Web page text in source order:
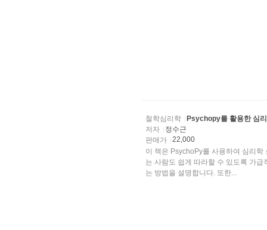
철학심리학
Psychopy를 활용한 심
저자
정수근
판매가
22,000
이 책은 PsychoPy를 사용하여 심리
는 사람도 쉽게 따라할 수 있도록 가
는 방법을 설명합니다. 또한...